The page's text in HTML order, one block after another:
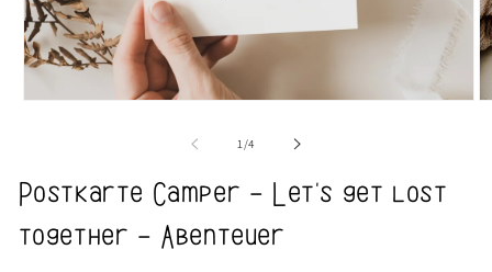
1/von
4
Postkarte Camper - Let's get lost
together - Abenteuer